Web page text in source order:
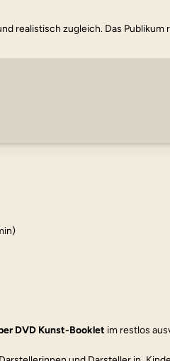
realistisch zugleich. Das
DVD Kunst-Booklet im restlos